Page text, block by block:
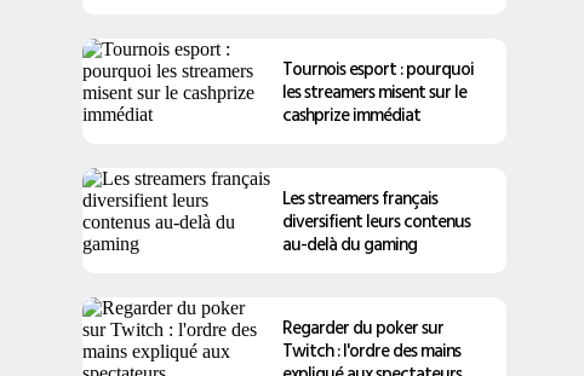
Tournois esport : pourquoi
les streamers misent sur le
cashprize immédiat
Les streamers français
diversifient leurs contenus
au-delà du gaming
Regarder du poker sur
Twitch : l'ordre des mains